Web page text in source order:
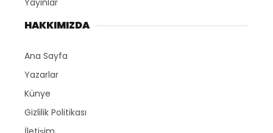
Yayınlar
HAKKIMIZDA
Ana Sayfa
Yazarlar
Künye
Gizlilik Politikası